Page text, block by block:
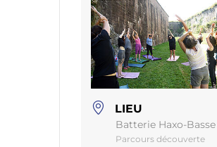
LIEU
Batterie Haxo-Basse
Parcours découverte